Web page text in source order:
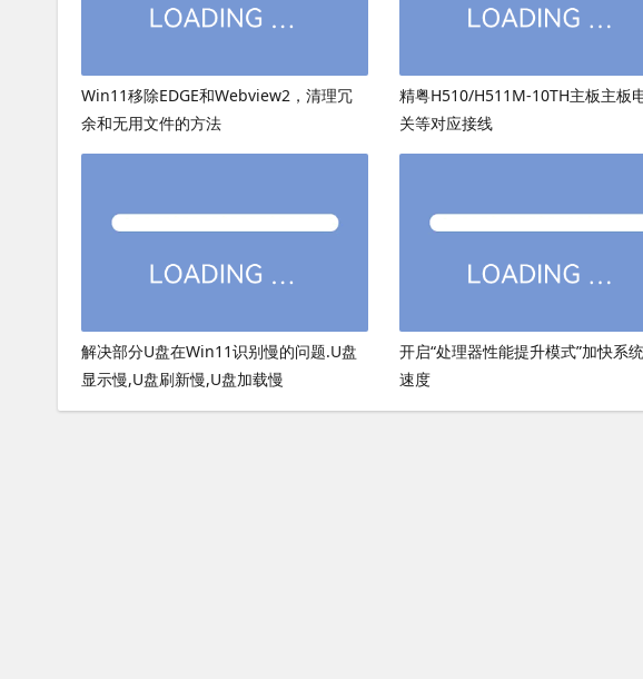
Win11移除EDGE和Webview2，清理冗
余和无用文件的方法
精粤H510/H511M-10TH主板主板
关等对应接线
解决部分U盘在Win11识别慢的问题.U盘
显示慢,U盘刷新慢,U盘加载慢
开启“处理器性能提升模式”加快系
速度